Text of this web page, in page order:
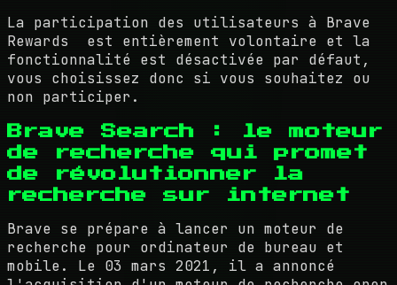
La participation des utilisateurs à Brave
Rewards est entièrement volontaire et la
fonctionnalité est désactivée par défaut,
vous choisissez donc si vous souhaitez ou
non participer.
Brave Search : le moteur
de recherche qui promet
de révolutionner la
recherche sur internet
Brave se prépare à lancer un moteur de
recherche pour ordinateur de bureau et
mobile. Le 03 mars 2021, il a annoncé